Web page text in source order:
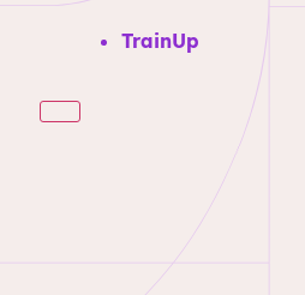
TrainUp